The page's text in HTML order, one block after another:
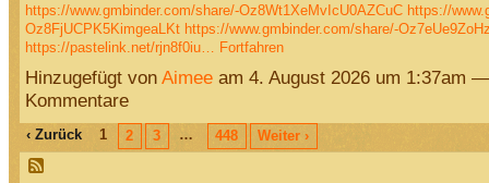
https://www.gmbinder.com/share/-Oz8Wt1XeMvIcU0AZCuC https://
Oz8FjUCPK5KimgeaLKt https://www.gmbinder.com/share/-
https://pastelink.net/rjn8f0iu…
Fortfahren
Hinzugefügt von Aimeeam 4. August 2026 um 1:37am
Kommentare
‹ Zurück 1 2 3 … 448 Weiter ›